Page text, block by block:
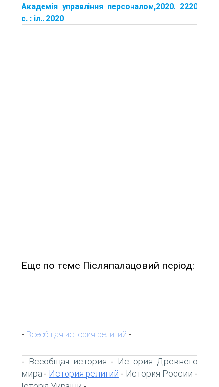
Академія управління персоналом,2020. 2220
с. : іл.. 2020
Еще по теме Післяпалацовий період:
- Всеобщая история религий -
- Всеобщая история - История Древнего
мира - История религий - История России -